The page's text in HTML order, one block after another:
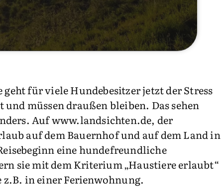
für viele Hundebesitzer jetzt der Stress
müssen draußen bleiben. Das sehen
Auf www.landsichten.de, der
auf dem Bauernhof und auf dem Land in
eine hundefreundliche
sie mit dem Kriterium „Haustiere erlaubt“
in einer Ferienwohnung.